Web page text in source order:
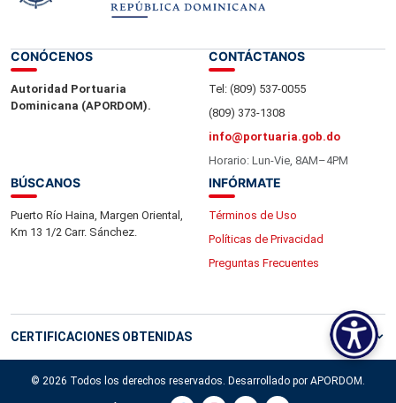
CONÓCENOS
Autoridad Portuaria
Dominicana (APORDOM).
CONTÁCTANOS
Tel: (809) 537-0055
(809) 373-1308
info@portuaria.gob.do
Horario: Lun-Vie, 8AM–4PM
BÚSCANOS
Puerto Río Haina, Margen Oriental,
Km 13 1/2 Carr. Sánchez.
INFÓRMATE
Términos de Uso
Políticas de Privacidad
Preguntas Frecuentes
CERTIFICACIONES OBTENIDAS
© 2026 Todos los derechos reservados. Desarrollado por APORDOM.